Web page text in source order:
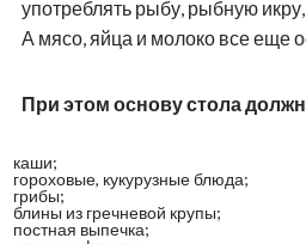
употреблять рыбу, рыбную
А мясо, яйца и молоко все еще
При этом основу стола
каши;
гороховые, кукурузные блюда;
грибы;
блины из гречневой крупы;
постная выпечка;